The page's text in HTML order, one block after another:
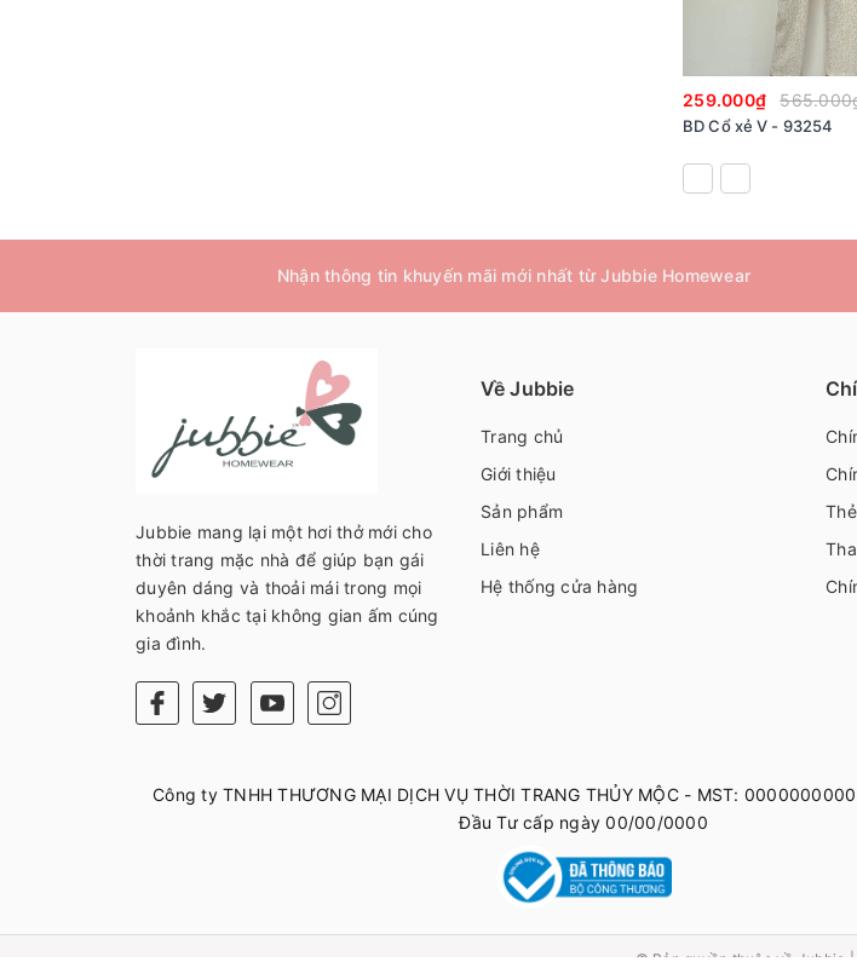
259.000₫
BD Cổ xẻ V - 93254
Nhận thông tin khuyến mãi mới nhất từ Jubbie Homewear
Jubbie mang lại một hơi thở mới cho
thời trang mặc nhà để giúp bạn gái
duyên dáng và thoải mái trong mọi
khoảnh khắc tại không gian ấm cúng
gia đình.
Về Jubbie
Trang chủ
Giới thiệu
Sản phẩm
Liên hệ
Hệ thống cửa hàng
Công ty TNHH THƯƠNG MẠI DỊCH VỤ THỜI TRANG THỦY MỘC - MST:
Đầu Tư cấp ngày 00/00/0000